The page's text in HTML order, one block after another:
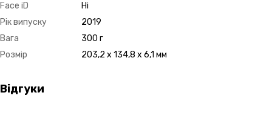
Face iD
Ні
Рік випуску
2019
Вага
300 г
Розмір
203,2 x 134,8 x 6,1 мм
Відгуки